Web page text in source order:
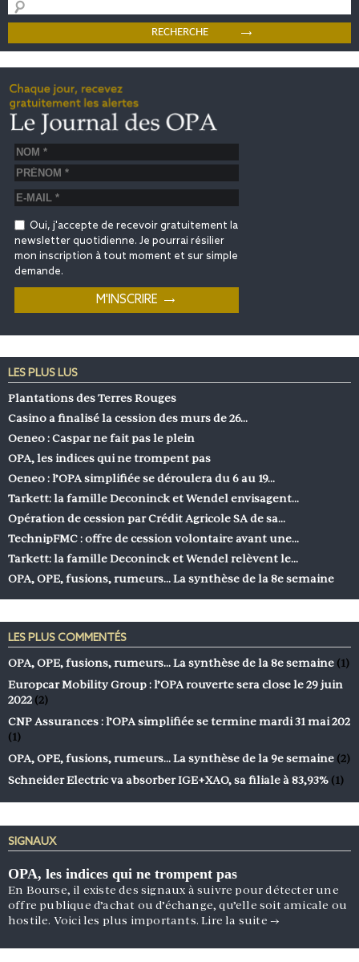
Oui, j'accepte de recevoir gratuitement la
newsletter quotidienne. Je pourrai résilier
mon inscription à tout moment et sur simple
demande.
LES PLUS LUS
Plantations des Terres Rouges
Casino a finalisé la cession des murs de 26…
Oeneo : Caspar ne fait pas le plein
OPA, les indices qui ne trompent pas
Oeneo : l’OPA simplifiée se déroulera du 6 au 19…
Tarkett: la famille Deconinck et Wendel envisagent…
Opération de cession par Crédit Agricole SA de sa…
TechnipFMC : offre de cession volontaire avant une…
Tarkett: la famille Deconinck et Wendel relèvent le…
OPA, OPE, fusions, rumeurs… La synthèse de la 8e semaine
LES PLUS COMMENTÉS
OPA, OPE, fusions, rumeurs… La synthèse de la 8e semaine (1)
Europcar Mobility Group : l’OPA rouverte sera close le 29 juin
2022 (2)
CNP Assurances : l’OPA simplifiée se termine mardi 31 mai 202
(1)
OPA, OPE, fusions, rumeurs… La synthèse de la 9e semaine (2)
Schneider Electric va absorber IGE+XAO, sa filiale à 83,93% (1)
SIGNAUX
OPA, les indices qui ne trompent pas
En Bourse, il existe des signaux à suivre pour détecter une
offre publique d’achat ou d’échange, qu’elle soit amicale ou
hostile. Voici les plus importants.Lire la suite →